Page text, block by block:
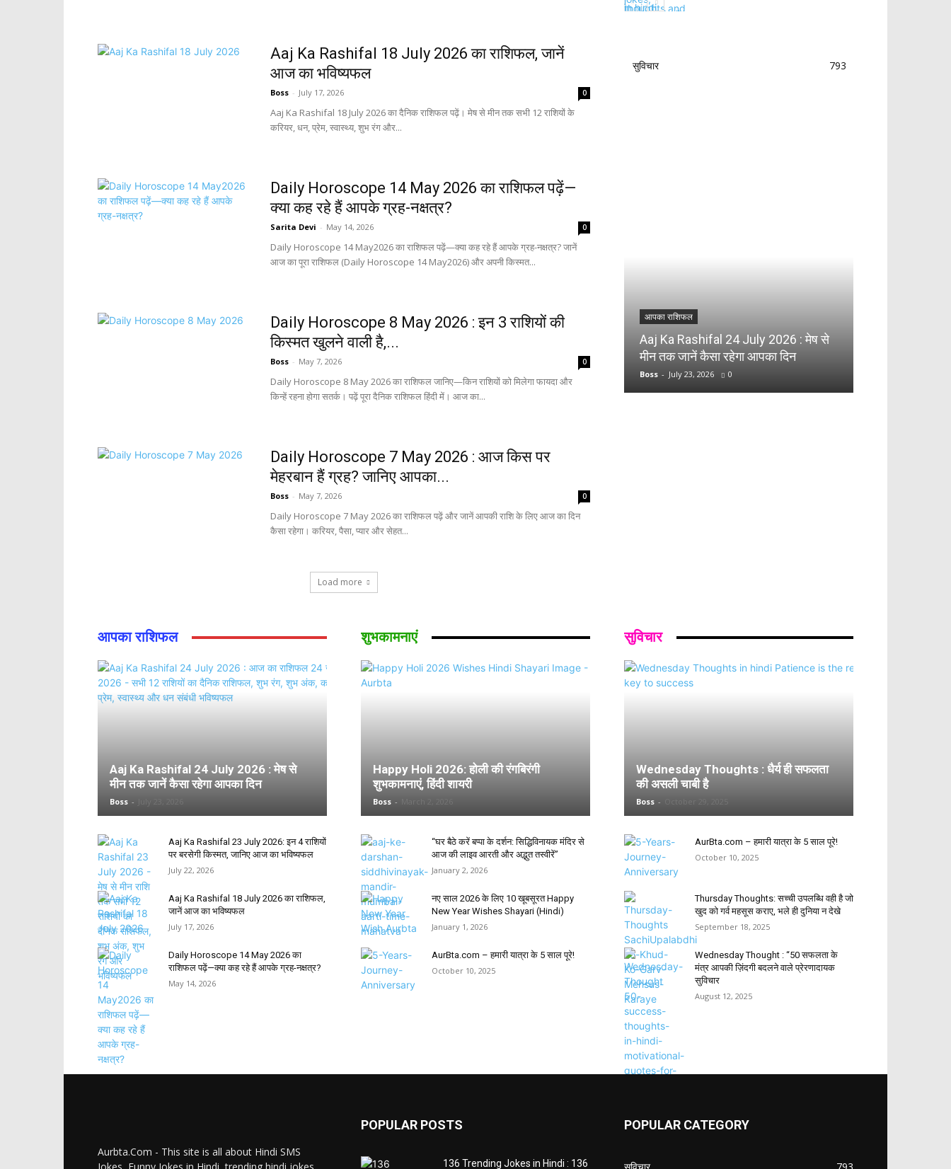
Aaj Ka Rashifal 18 July 2026 का राशिफल, जानें
आज का भविष्यफल
Boss - July 17, 2026 0
Aaj Ka Rashifal 18 July 2026 का दैनिक राशिफल पढ़ें। मेष से मीन तक सभी 12 राशियों के
करियर, धन, प्रेम, स्वास्थ्य, शुभ रंग और...
Daily Horoscope 14 May 2026 का राशिफल पढ़ें—
क्या कह रहे हैं आपके ग्रह-नक्षत्र?
Sarita Devi - May 14, 2026 0
Daily Horoscope 14 May2026 का राशिफल पढ़ें—क्या कह रहे हैं आपके ग्रह-नक्षत्र? जानें
आज का पूरा राशिफल (Daily Horoscope 14 May2026) और अपनी किस्मत...
Daily Horoscope 8 May 2026 : इन 3 राशियों की
किस्मत खुलने वाली है,...
Boss - May 7, 2026 0
Daily Horoscope 8 May 2026 का राशिफल जानिए—किन राशियों को मिलेगा फायदा और
किन्हें रहना होगा सतर्क। पढ़ें पूरा दैनिक राशिफल हिंदी में। आज का...
Daily Horoscope 7 May 2026 : आज किस पर
मेहरबान हैं ग्रह? जानिए आपका...
Boss - May 7, 2026 0
Daily Horoscope 7 May 2026 का राशिफल पढ़ें और जानें आपकी राशि के लिए आज का दिन
कैसा रहेगा। करियर, पैसा, प्यार और सेहत...
Load more
सुविचार 793
आपका राशिफल
Aaj Ka Rashifal 24 July 2026 : मेष से
मीन तक जानें कैसा रहेगा आपका दिन
Boss - July 23, 2026 0
आपका राशिफल
Aaj Ka Rashifal 24 July 2026 : मेष से
मीन तक जानें कैसा रहेगा आपका दिन
Boss -
Aaj Ka Rashifal 23 July 2026: इन 4 राशियों
पर बरसेगी किस्मत, जानिए आज का भविष्यफल
July 22, 2026
Aaj Ka Rashifal 18 July 2026 का राशिफल,
जानें आज का भविष्यफल
July 17, 2026
Daily Horoscope 14 May 2026 का
राशिफल पढ़ें—क्या कह रहे हैं आपके ग्रह-नक्षत्र?
May 14, 2026
शुभकामनाएं
Happy Holi 2026: होली की रंगबिरंगी
शुभकामनाएं, हिंदी शायरी
Boss -
“घर बैठे करें बप्पा के दर्शन: सिद्धिविनायक मंदिर से
आज की लाइव आरती और अद्भुत तस्वीरें”
January 2, 2026
नए साल 2026 के लिए 10 खूबसूरत Happy
New Year Wishes Shayari (Hindi)
January 1, 2026
AurBta.com – हमारी यात्रा के 5 साल पूरे!
October 10, 2025
सुविचार
Wednesday Thoughts : धैर्य ही सफलता
की असली चाबी है
Boss -
AurBta.com – हमारी यात्रा के 5 साल पूरे!
October 10, 2025
Thursday Thoughts: सच्ची उपलब्धि वही है जो
खुद को गर्व महसूस कराए, भले ही दुनिया न देखे
September 18, 2025
Wednesday Thought : “50 सफलता के
मंत्र आपकी ज़िंदगी बदलने वाले प्रेरणादायक
सुविचार
August 12, 2025
Aurbta.Com - This site is all about Hindi SMS
POPULAR POSTS
136 Trending Jokes in Hindi : 136
POPULAR CATEGORY